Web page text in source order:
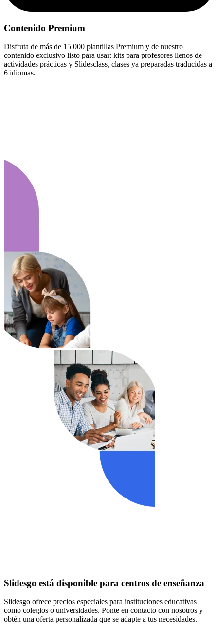
Contenido Premium
Disfruta de más de 15 000 plantillas Premium y de nuestro
contenido exclusivo listo para usar: kits para profesores llenos de
actividades prácticas y Slidesclass, clases ya preparadas traducidas a
6 idiomas.
Slidesgo está disponible para centros de enseñanza
Slidesgo ofrece precios especiales para instituciones educativas
como colegios o universidades. Ponte en contacto con nosotros y
obtén una oferta personalizada que se adapte a tus necesidades.